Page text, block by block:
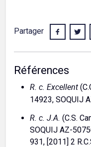
Partager
Références
R. c. Excellent
14923, SOQUIJ
R. c. J.A. (C.S.
SOQUIJ AZ-
931, [2011] 2